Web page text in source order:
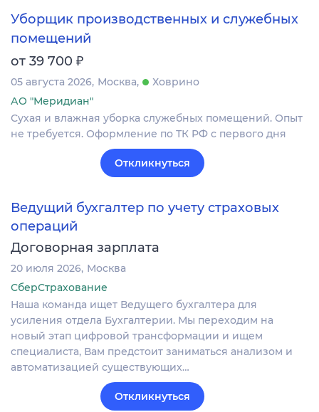
Уборщик производственных и служебных
помещений
от 39 700 ₽
05 августа 2026 Москва
Ховрино
АО "Меридиан"
Сухая и влажная уборка служебных помещений. Опыт
не требуется. Оформление по ТК РФ с первого дня
Откликнуться
Ведущий бухгалтер по учету страховых
операций
Договорная зарплата
20 июля 2026 Москва
СберСтрахование
Наша команда ищет Ведущего бухгалтера для
усиления отдела Бухгалтерии. Мы переходим на
новый этап цифровой трансформации и ищем
специалиста, Вам предстоит заниматься анализом и
автоматизацией существующих…
Откликнуться